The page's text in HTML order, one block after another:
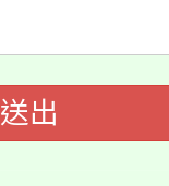
送出